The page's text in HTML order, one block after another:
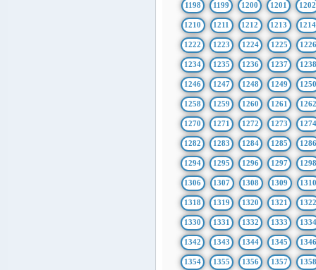
1198 1199 1200 1201 1202
1210 1211 1212 1213 1214
1222 1223 1224 1225 1226
1234 1235 1236 1237 1238
1246 1247 1248 1249 1250
1258 1259 1260 1261 1262
1270 1271 1272 1273 1274
1282 1283 1284 1285 1286
1294 1295 1296 1297 1298
1306 1307 1308 1309
1318 1319 1320 1321 1322
1330 1331 1332 1333 1334
1342 1343 1344 1345 1346
1354 1355 1356 1357 1358